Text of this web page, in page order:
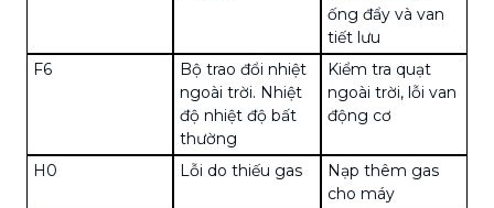
ống đẩy và van
tiết lưu
F6
Bộ trao đổi nhiệt
ngoài trời. Nhiệt
độ nhiệt độ bất
thường
Kiểm tra quạt
ngoài trời, lỗi van
động cơ
H0 Lỗi do thiếu gas
Nạp thêm gas
cho máy